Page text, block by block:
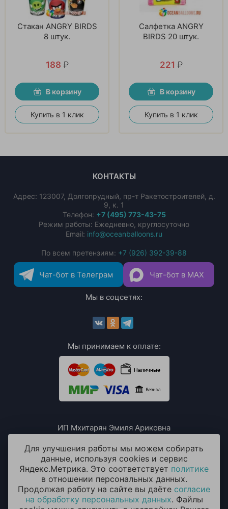
Стакан ANGRY BIRDS
8 штук.
188 ₽
В корзину
Купить в 1 клик
Салфетка ANGRY
BIRDS 20 штук.
221 ₽
В корзину
Купить в 1 клик
КОНТАКТЫ
Адрес: 123007, Долгопрудный, пр-т Ракетостроителей, д.
9, к. 1
Телефон: +7 (495) 773-43-75
Режим работы: Ежедневно, круглосуточно
Email: info@oceanballoons.ru
По всем претензиям: +7 (926) 392-39-88
Чат-бот в Телеграм Чат-бот в MAX
Мы в соцсетях:
Мы принимаем к оплате:
ИП Мхитарян Эмиля Ариковна
ИНН: 771385063807
ОГРН / ОГРНИП: 319508100076230
Для улучшения работы мы можем собирать
данные, используя cookies и сервис
Яндекс.Метрика. Это соответствует политике
в отношении персональных данных.
Продолжая работу на сайте вы даёте согласие
на обработку персональных данных. Файлы